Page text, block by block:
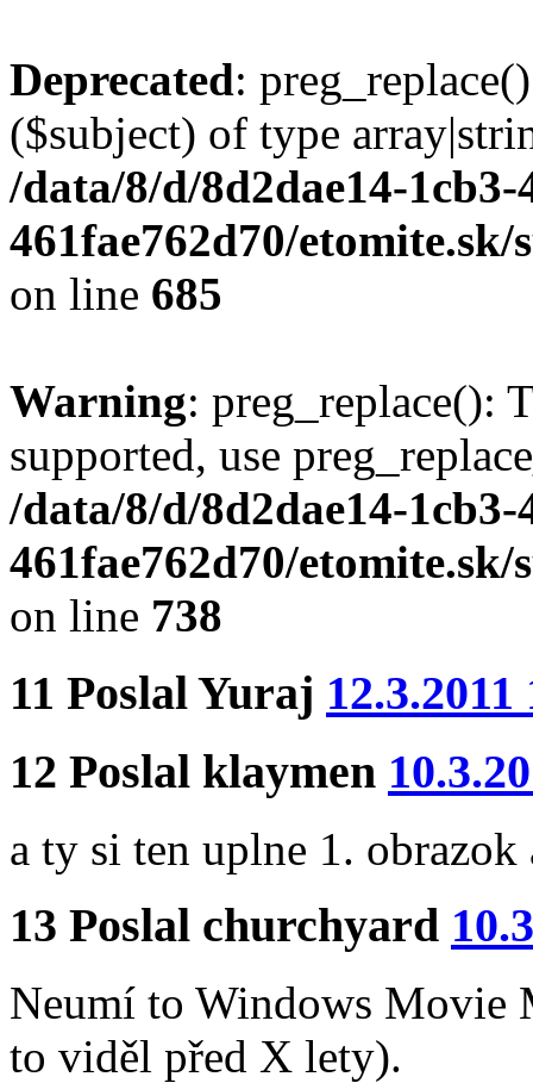
Deprecated:
($subject) of type
/data/8/d/8d2dae14-1cb3-
461fae762d70/
on line 685
Warning: preg_replace():
supported, use
/data/8/d/8d2dae14-1cb3-
461fae762d70/
on line 738
11 PoslalYuraj
12 Poslal klaymen
a ty si ten uplne 1.
13 Poslal churchyard
Neumí to Windows Movie
to viděl před X lety).